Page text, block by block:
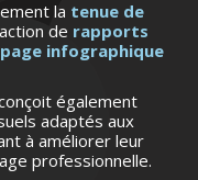
la tenue de
de rapports
infographique
également
adaptés aux
à améliorer leur
professionnelle.